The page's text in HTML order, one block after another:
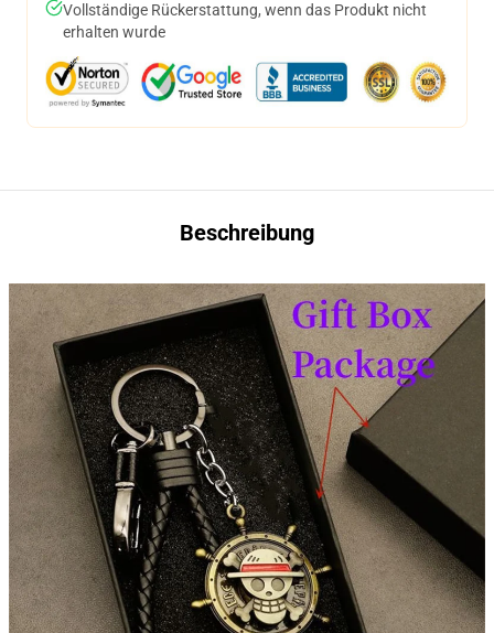
Vollständige Rückerstattung, wenn das Produkt nicht
erhalten wurde
Beschreibung